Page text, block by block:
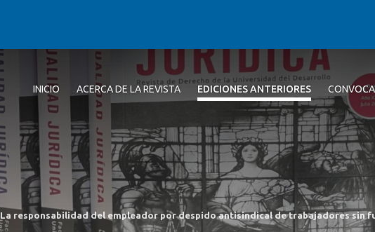
INICIO ACERCA DE LA REVISTA EDICIONES ANTERIORES
La responsabilidad del empleador por despido antisindical de trabajadores sin